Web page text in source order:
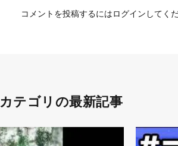
コメントを投稿するには ログイン してく
カテゴリの最新記事